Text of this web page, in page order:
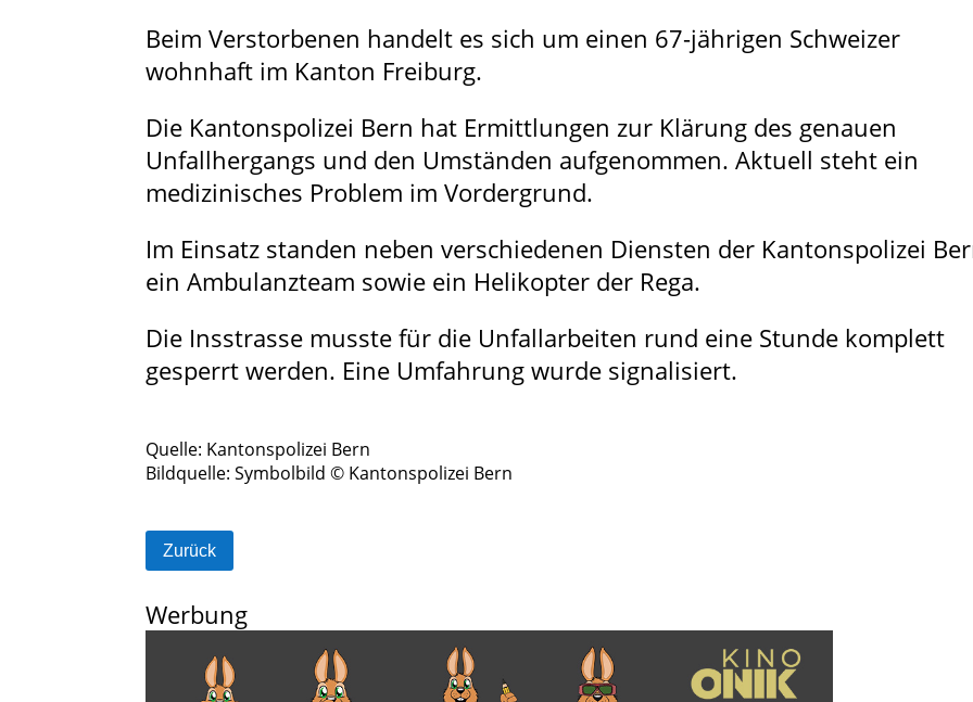
Beim Verstorbenen handelt es sich um einen 67-jährigen Schweizer
wohnhaft im Kanton Freiburg.
Die Kantonspolizei Bern hat Ermittlungen zur Klärung des genauen
Unfallhergangs und den Umständen aufgenommen. Aktuell steht ein
medizinisches Problem im Vordergrund.
Im Einsatz standen neben verschiedenen Diensten der Kantonspolizei
ein Ambulanzteam sowie ein Helikopter der Rega.
Die Insstrasse musste für die Unfallarbeiten rund eine Stunde komplett
gesperrt werden. Eine Umfahrung wurde signalisiert.
Quelle: Kantonspolizei Bern
Bildquelle: Symbolbild © Kantonspolizei Bern
Zurück
Werbung